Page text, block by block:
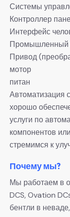
Системы
Контроллер
Интерфейс
Промышленный
Привод
мотор
питан
Автоматизация
хорошо
услуги по
компонентов
стремимся к
Почему мы?
Мы работаем в
DCS, Ovation
бентли в